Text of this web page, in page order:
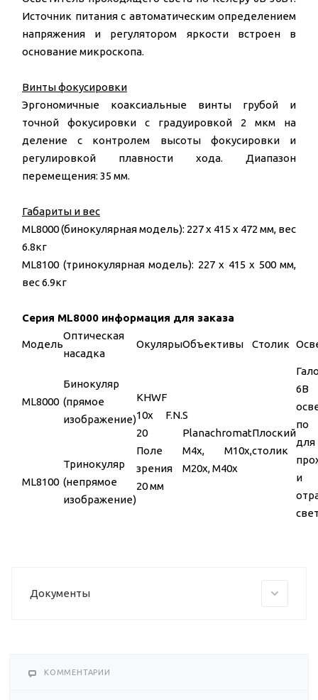
Источник питания с автоматическим определением
напряжения и регулятором яркости встроен в
основание микроскопа.
Винты фокусировки
Эргономичные коаксиальные винты грубой и
точной фокусировки с градуировкой 2 мкм на
деление с контролем высоты фокусировки и
регулировкой плавности хода. Диапазон
перемещения: 35 мм.
Габариты и вес
ML8000 (бинокулярная модель): 227 x 415 x 472 мм, вес
6.8кг
ML8100 (тринокулярная модель): 227 x 415 x 500 мм,
вес 6.9кг
Cерия ML8000 информация для заказа
Модель
Оптическая
насадка
ОкулярыОбъективы Столик
ML8000
Бинокуляр
(прямое
изображение)
KHWF
10x F.N.
20
Поле
зрения
20 мм
S
Planachromat
M4x, M10x,
M20x, M40x
Плоский
столик
по
для
и
ML8100
Тринокуляр
(непрямое
изображение)
Документы
КОММЕНТАРИИ